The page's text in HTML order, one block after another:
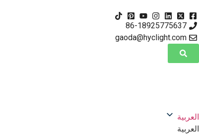
86-18925775637
gaoda@hyclight.com
العربية
العربية